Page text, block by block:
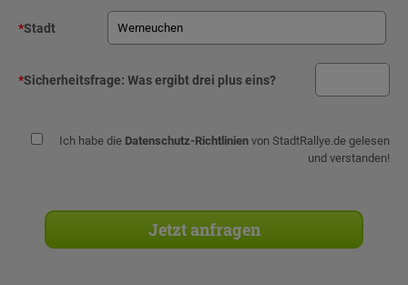
*Stadt
*Sicherheitsfrage: Was ergibt drei plus eins?
Ich habe die Datenschutz-Richtlinien von StadtRallye.de gelesen
und verstanden!